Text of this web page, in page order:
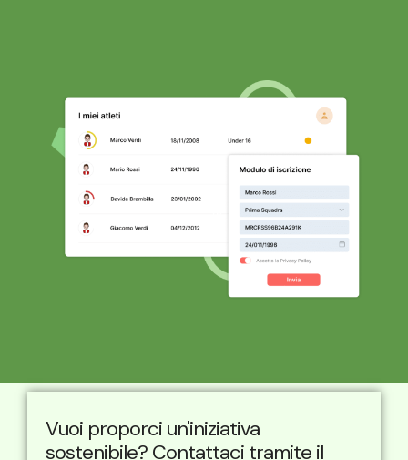
Vuoi proporci un'iniziativa
sostenibile? Contattaci tramite il